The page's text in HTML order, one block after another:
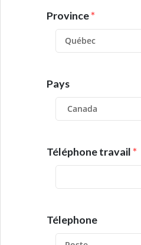
Province*
Pays
Téléphone travail*
Télephone